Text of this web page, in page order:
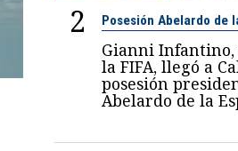
2 Posesión Abelardo de
Gianni
la FIFA, llegó a
posesión
Abelardo de la